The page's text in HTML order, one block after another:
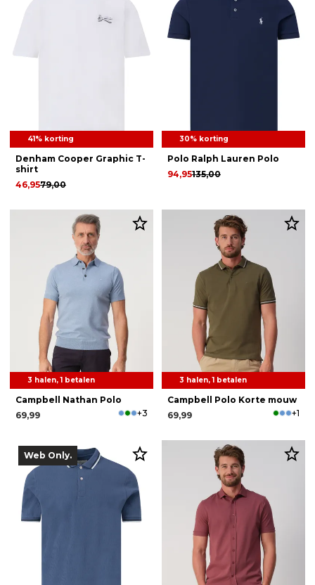
41% korting
Denham Cooper Graphic T-
shirt
79,00
46,95
30% korting
Polo Ralph Lauren Polo
135,00
94,95
3 halen, 1 betalen
Campbell Nathan Polo
69,99
+3
3 halen, 1 betalen
Campbell Polo Korte mouw
69,99
+1
Web Only.